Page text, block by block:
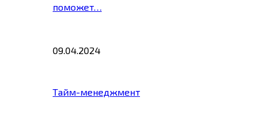
поможет…
09.04.2024
Тайм-менеджмент